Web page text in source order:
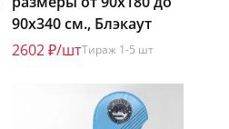
90х340 см., Блэкаут
2602 ₽/штТираж 1-5 шт